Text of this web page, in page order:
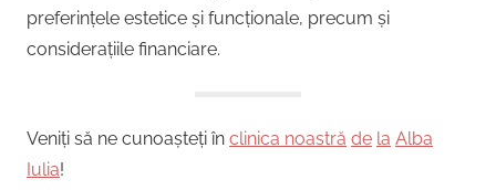
preferințele estetice și funcționale, precum și
considerațiile financiare.
Veniți să ne cunoașteți în clinica noastră de la Alba
Iulia!